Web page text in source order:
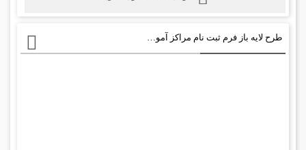
طرح لایه باز فرم ثبت نام مراکز آموزشی psd